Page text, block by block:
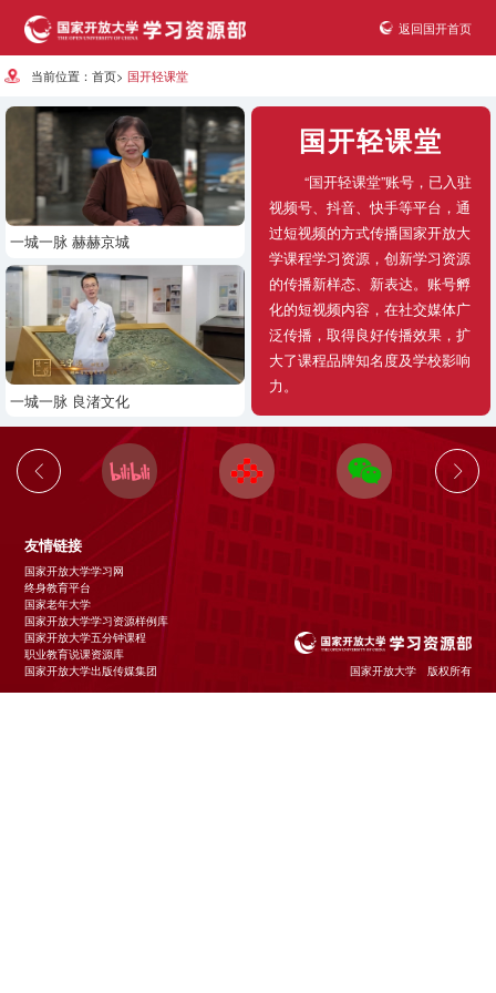
返回国开首页
当前位置：首页> 国开轻课堂
一城一脉 赫赫京城
国开轻课堂
“国开轻课堂”账号，已入驻
视频号、抖音、快手等平台，通
过短视频的方式传播国家开放大
学课程学习资源，创新学习资源
的传播新样态、新表达。账号孵
化的短视频内容，在社交媒体广
泛传播，取得良好传播效果，扩
大了课程品牌知名度及学校影响
力。
一城一脉 良渚文化
友情链接
国家开放大学学习网
终身教育平台
国家老年大学
国家开放大学学习资源样例库
国家开放大学五分钟课程
职业教育说课资源库
国家开放大学出版传媒集团
国家开放大学 版权所有